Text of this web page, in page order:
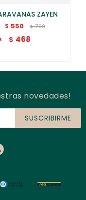
ZAYEN
$ 550 $ 790
$ 468
novedades!
SUSCRIBIRME